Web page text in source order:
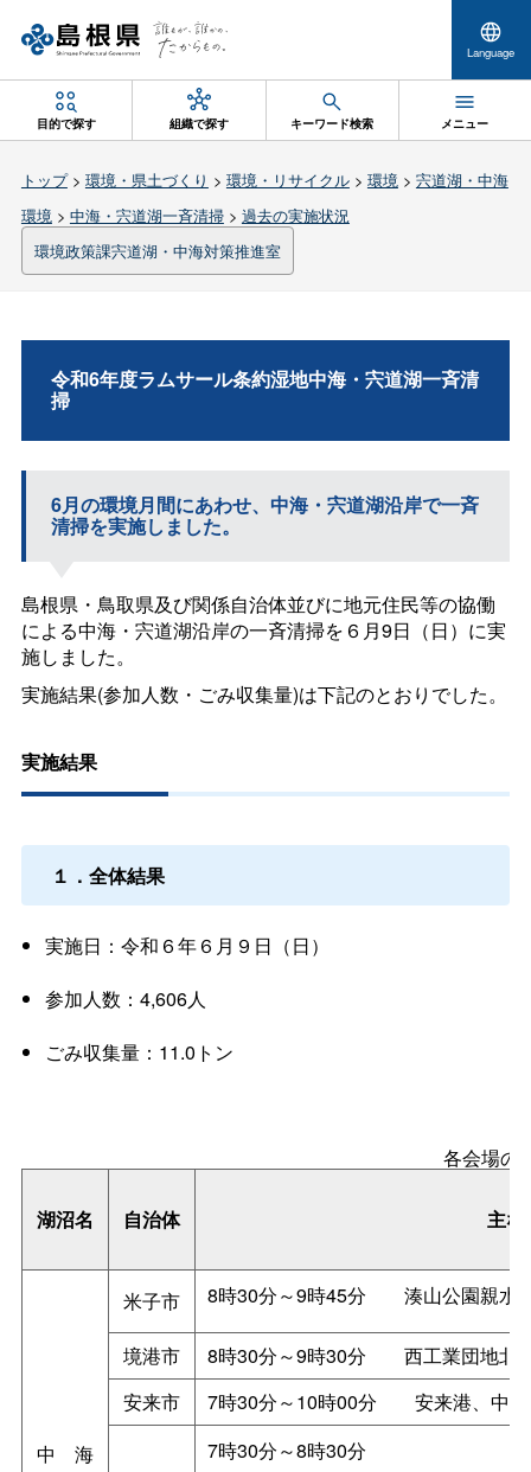
Language
目的で探す 組織で探す キーワード検索 メニュー
トップ> 環境・県土づくり > 環境・リサイクル> 環境> 宍道湖・中海
環境> 中海・宍道湖一斉清掃> 過去の実施状況
環境政策課宍道湖・中海対策推進室
令和6年度ラムサール条約湿地中海・宍道湖一斉清
掃
6月の環境月間にあわせ、中海・宍道湖沿岸で一斉
清掃を実施しました。
島根県・鳥取県及び関係自治体並びに地元住民等の協働
による中海・宍道湖沿岸の一斉清掃を６月9日（日）に実
施しました。
実施結果(参加人数・ごみ収集量)は下記のとおりでした。
実施結果
１．全体結果
実施日：令和６年６月９日（日）
参加人数：4,606人
ごみ収集量：11.0トン
各会場の
湖沼名 自治体 主な
中 海
米子市 8時30分～9時45分 湊山公園親水
境港市 8時30分～9時30分 西工業団地北
安来市
7時30分～10時00分 安来港、中
7時30分～8時30分